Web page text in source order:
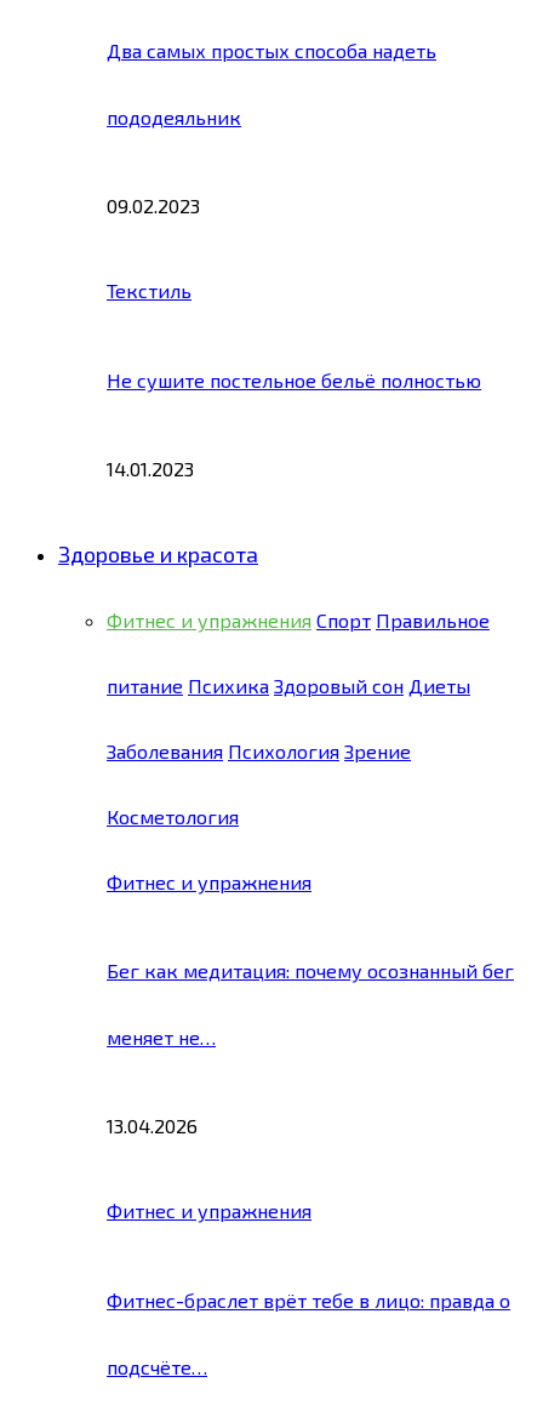
Два самых простых способа надеть
пододеяльник
09.02.2023
Текстиль
Не сушите постельное бельё полностью
14.01.2023
Здоровье и красота
Фитнес и упражнения Спорт Правильное
питание Психика Здоровый сон Диеты
Заболевания Психология Зрение
Косметология
Фитнес и упражнения
Бег как медитация: почему осознанный бег
меняет не…
13.04.2026
Фитнес и упражнения
Фитнес-браслет врёт тебе в лицо: правда о
подсчёте…